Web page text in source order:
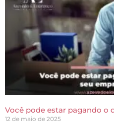
Você pode estar pagando o
12 de maio de 2025